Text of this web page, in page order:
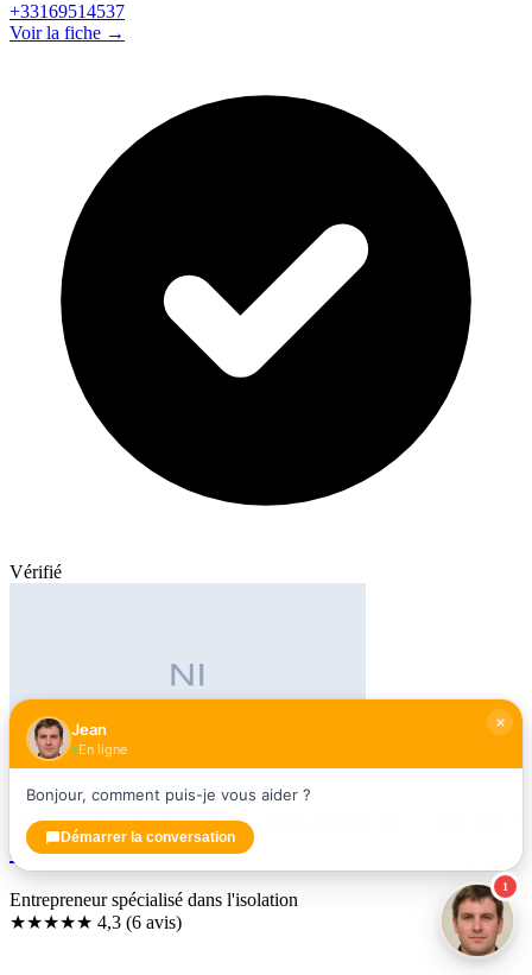
+33169514537
Voir la fiche →
Vérifié
Neotech Isolation — Isolation des combles
à Fleury-Mérogis
Entrepreneur spécialisé dans l'isolation
★★★★★ 4,3 (6 avis)
1
Jean
En ligne
Bonjour, comment puis-je vous aider ?
Démarrer la conversation